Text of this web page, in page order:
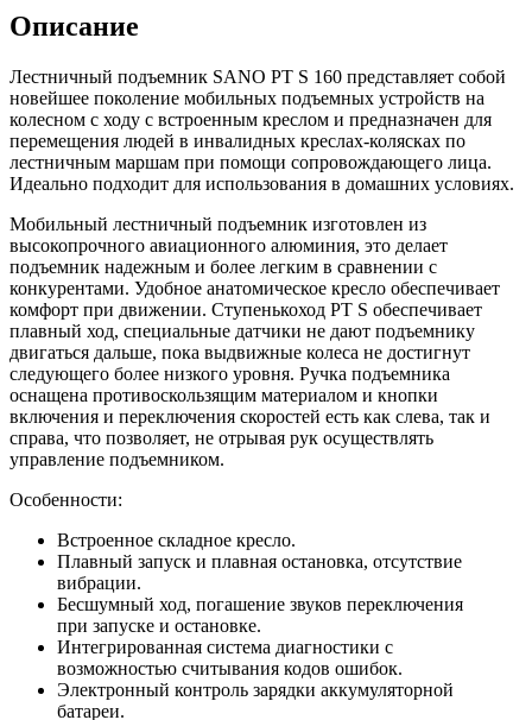
Описание
Лестничный подъемник SANO PT S 160 представляет собой
новейшее поколение мобильных подъемных устройств на
колесном с ходу с встроенным креслом и предназначен для
перемещения людей в инвалидных креслах-колясках по
лестничным маршам при помощи сопровождающего лица.
Идеально подходит для использования в домашних условиях.
Мобильный лестничный подъемник изготовлен из
высокопрочного авиационного алюминия, это делает
подъемник надежным и более легким в сравнении с
конкурентами. Удобное анатомическое кресло обеспечивает
комфорт при движении. Ступенькоход PT S обеспечивает
плавный ход, специальные датчики не дают подъемнику
двигаться дальше, пока выдвижные колеса не достигнут
следующего более низкого уровня. Ручка подъемника
оснащена противоскользящим материалом и кнопки
включения и переключения скоростей есть как слева, так и
справа, что позволяет, не отрывая рук осуществлять
управление подъемником.
Особенности:
Встроенное складное кресло.
Плавный запуск и плавная остановка, отсутствие
вибрации.
Бесшумный ход, погашение звуков переключения
при запуске и остановке.
Интегрированная система диагностики с
возможностью считывания кодов ошибок.
Электронный контроль зарядки аккумуляторной
батареи.